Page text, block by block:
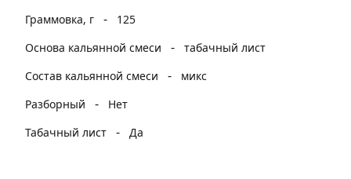
Граммовка, г
-
125
Основа кальянной смеси
- табачный лист
Состав кальянной смеси
-
микс
Разборный
-
Нет
Табачный лист
- Да